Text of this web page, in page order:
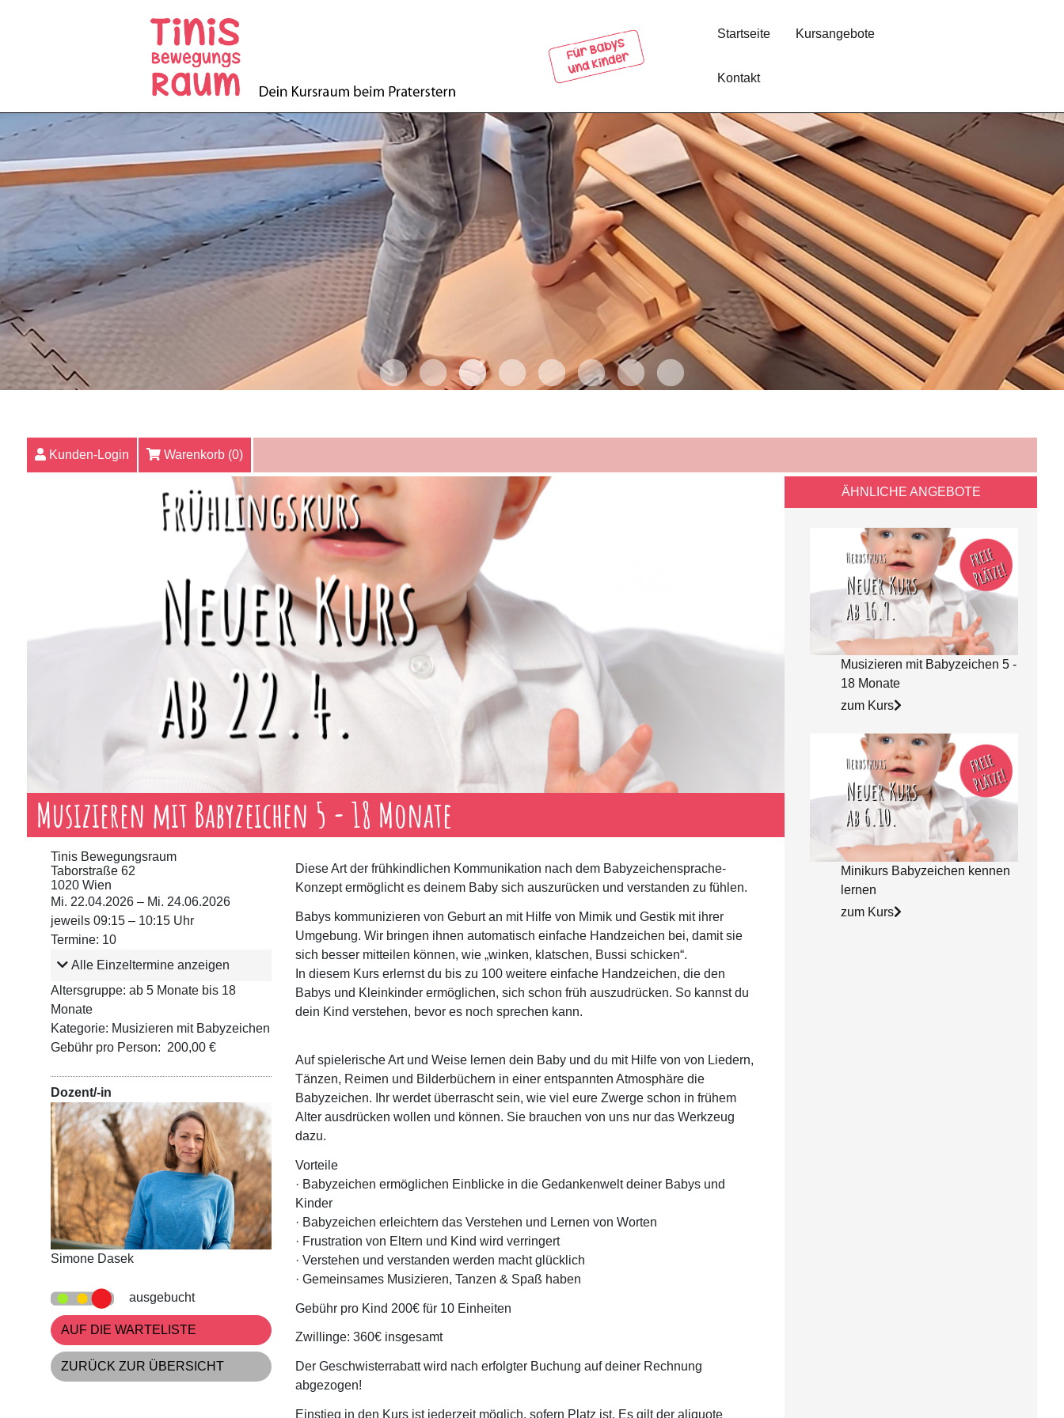
Startseite Kursangebote
Kontakt
Kunden-Login Warenkorb (0)
ÄHNLICHE ANGEBOTE
Musizieren mit Babyzeichen 5 -
18 Monate
zum Kurs
Minikurs Babyzeichen kennen
lernen
zum Kurs
Musizieren mit Babyzeichen 5 - 18 Monate
Tinis Bewegungsraum
Taborstraße 62
1020 Wien
Mi. 22.04.2026 – Mi. 24.06.2026
jeweils 09:15 – 10:15 Uhr
Termine: 10
Alle Einzeltermine anzeigen
Altersgruppe: ab 5 Monate bis 18
Monate
Kategorie: Musizieren mit Babyzeichen
Gebühr pro Person: 200,00 €
Dozent/-in
Simone Dasek
ausgebucht
AUF DIE WARTELISTE
ZURÜCK ZUR ÜBERSICHT
Diese Art der frühkindlichen Kommunikation nach dem Babyzeichensprache-
Konzept ermöglicht es deinem Baby sich auszurücken und verstanden zu fühlen.
Babys kommunizieren von Geburt an mit Hilfe von Mimik und Gestik mit ihrer
Umgebung. Wir bringen ihnen automatisch einfache Handzeichen bei, damit sie
sich besser mitteilen können, wie „winken, klatschen, Bussi schicken“.
In diesem Kurs erlernst du bis zu 100 weitere einfache Handzeichen, die den
Babys und Kleinkinder ermöglichen, sich schon früh auszudrücken. So kannst du
dein Kind verstehen, bevor es noch sprechen kann.
Auf spielerische Art und Weise lernen dein Baby und du mit Hilfe von von Liedern,
Tänzen, Reimen und Bilderbüchern in einer entspannten Atmosphäre die
Babyzeichen. Ihr werdet überrascht sein, wie viel eure Zwerge schon in frühem
Alter ausdrücken wollen und können. Sie brauchen von uns nur das Werkzeug
dazu.
Vorteile
· Babyzeichen ermöglichen Einblicke in die Gedankenwelt deiner Babys und
Kinder
· Babyzeichen erleichtern das Verstehen und Lernen von Worten
· Frustration von Eltern und Kind wird verringert
· Verstehen und verstanden werden macht glücklich
· Gemeinsames Musizieren, Tanzen & Spaß haben
Gebühr pro Kind 200€ für 10 Einheiten
Zwillinge: 360€ insgesamt
Der Geschwisterrabatt wird nach erfolgter Buchung auf deiner Rechnung
abgezogen!
Einstieg in den Kurs ist jederzeit möglich, sofern Platz ist. Es gilt der aliquote